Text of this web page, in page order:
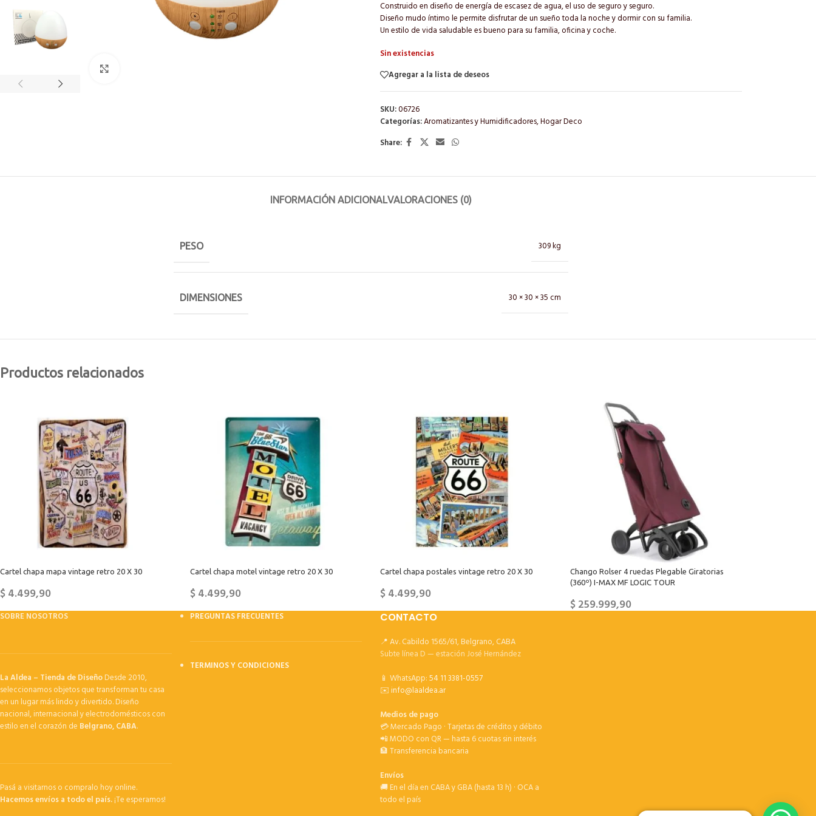
Construido en diseño de energía de escasez de agua, el uso de seguro y seguro.
Diseño mudo íntimo le permite disfrutar de un sueño toda la noche y dormir con su familia.
Un estilo de vida saludable es bueno para su familia, oficina y coche.
Sin existencias
Agregar a la lista de deseos
SKU:06726
Categorías:Aromatizantes y Humidificadores,Hogar Deco
Share:
INFORMACIÓN ADICIONALVALORACIONES (0)
PESO 309 kg
DIMENSIONES 30 × 30 × 35 cm
Productos relacionados
Cartel chapa mapa vintage retro 20 X 30
$4.499,90
Cartel chapa motel vintage retro 20 X 30
$4.499,90
Cartel chapa postales vintage retro 20 X 30
$4.499,90
Chango Rolser 4 ruedas Plegable Giratorias
(360º) I-MAX MF LOGIC TOUR
$259.999,90
SOBRE NOSOTROS
La Aldea – Tienda de DiseñoDesde 2010,
seleccionamos objetos que transforman tu casa
en un lugar más lindo y divertido. Diseño
nacional, internacional y electrodomésticos con
estilo en el corazón de Belgrano, CABA.
Pasá a visitarnos o compralo hoy online.
Hacemos envíos a todo el país.¡Te esperamos!
PREGUNTAS FRECUENTES
TERMINOS Y CONDICIONES
CONTACTO
📍 Av. Cabildo 1565/61, Belgrano, CABA
Subte línea D — estación José Hernández
📱 WhatsApp:54 11 3381-0557
✉️info@laaldea.ar
Medios de pago
💳 Mercado Pago · Tarjetas de crédito y débito
📲 MODO con QR — hasta 6 cuotas sin interés
🏦 Transferencia bancaria
Envíos
🚚 En el día en CABA y GBA (hasta 13 h) · OCA a
todo el país